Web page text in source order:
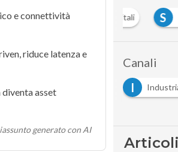
e connettività
, riduce latenza e
asset
generato con AI
I
infrastrutture digitali S
Canali
I